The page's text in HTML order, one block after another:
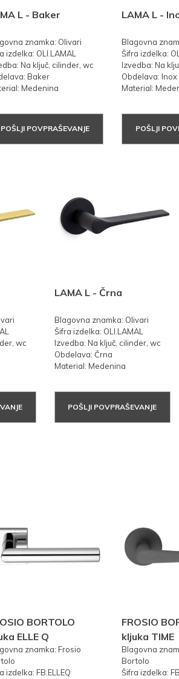
L - Baker
znamka: Olivari
izdelka: OLI.LAMAL
Na ključ, cilinder, wc
Baker
Medenina
POŠLJI POVPRAŠEVANJE
LAMA L -
Blagovna
Šifra izdelka:
Izvedba: Na
Obdelava: Inox
Material:
POŠLJI
wc
LAMA L - Črna
Blagovna znamka: Olivari
Šifra izdelka: OLI.LAMAL
Izvedba: Na ključ, cilinder, wc
Obdelava: Črna
Material: Medenina
POŠLJI POVPRAŠEVANJE
BORTOLO
ELLE Q
znamka: Frosio
izdelka: FB.ELLEQ
FROSIO
kljuka TIME
Blagovna
Bortolo
Šifra izdelka: